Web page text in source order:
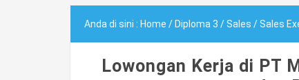
Anda di sini : Home / Diploma 3 /Sales /Sales
Lowongan Kerja di PT